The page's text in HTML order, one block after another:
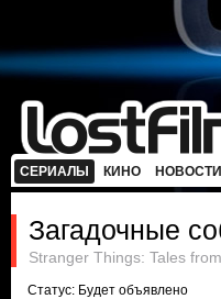
СЕРИАЛЫ КИНО НОВОСТИ
Загадочные
Stranger Things: Tales
Статус: Будет объявлено